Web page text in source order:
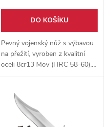
DO KOŠÍKU
Pevný vojenský nůž s výbavou
na přežití, vyroben z kvalitní
oceli 8cr13 Mov (HRC 58-60).
Součástí balení je též pouzdro,
multifunkční nůž a prak.